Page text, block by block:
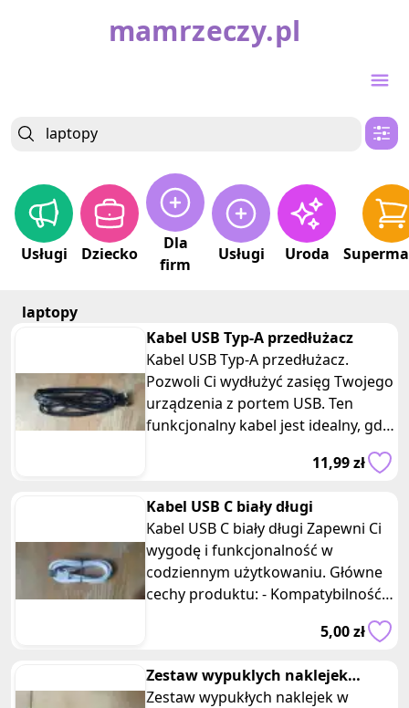
mamrzeczy.pl
Usługi Dziecko
Dla
firm
Usługi Uroda
laptopy
Kabel USB Typ-A przedłużacz
Kabel USB Typ-A przedłużacz.
Pozwoli Ci wydłużyć zasięg Twojego
urządzenia z portem USB. Ten
funkcjonalny kabel jest idealny, gdy
potrzebujesz dodatkowej długoś
11,99 zł
Kabel USB C biały długi
Kabel USB C biały długi Zapewni Ci
wygodę i funkcjonalność w
codziennym użytkowaniu. Główne
cechy produktu: - Kompatybilność z
5,00 zł
Zestaw wypuklych naklejek
wakacyjnych zolte
Zestaw wypukłych naklejek w